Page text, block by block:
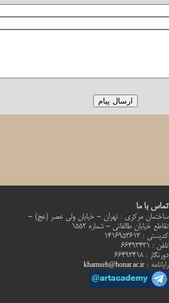
تماس با ما
ساختمان مرکزی : تهران - خيابان ولی عصر (عج) -
تقاطع خیابان طالقانی - شماره 1552
كدپستي : 1416953613
تلفن : 66493431
دورنگار : 66493418
رایانامه :khamseh@honar.ac.ir